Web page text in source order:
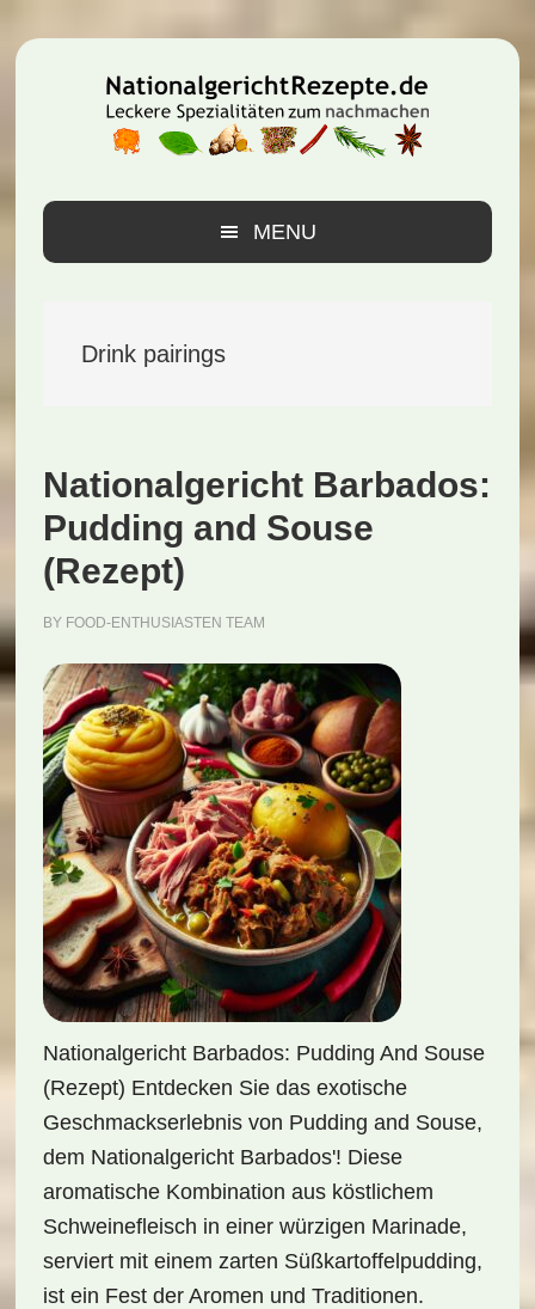
Hauptnavigation
Inhalt
Seitenspalte
MENU
Drink pairings
Nationalgericht Barbados:
Pudding and Souse
(Rezept)
BY FOOD-ENTHUSIASTEN TEAM
Nationalgericht Barbados: Pudding And Souse
(Rezept) Entdecken Sie das exotische
Geschmackserlebnis von Pudding and Souse,
dem Nationalgericht Barbados'! Diese
aromatische Kombination aus köstlichem
Schweinefleisch in einer würzigen Marinade,
serviert mit einem zarten Süßkartoffelpudding,
ist ein Fest der Aromen und Traditionen.